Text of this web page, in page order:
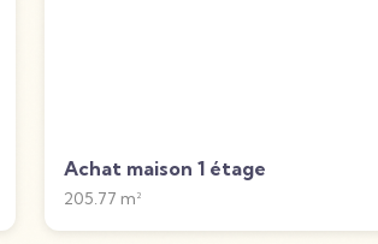
Achat maison 1 étage
205.77 m²